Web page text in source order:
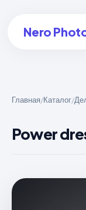
Nero
Создать
Главная/Каталог/
Power